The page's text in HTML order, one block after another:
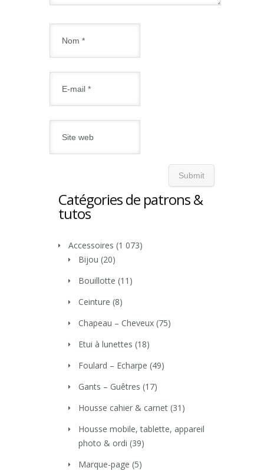
Catégories de patrons &
tutos
Accessoires (1 073)
Bijou (20)
Bouillotte (11)
Ceinture (8)
Chapeau – Cheveux (75)
Etui à lunettes (18)
Foulard – Echarpe (49)
Gants – Guêtres (17)
Housse cahier & carnet (31)
Housse mobile, tablette, appareil
photo & ordi (39)
Marque-page (5)